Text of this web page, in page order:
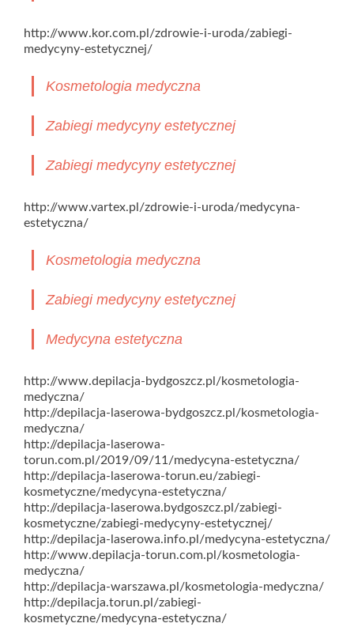
http://www.kor.com.pl/zdrowie-i-uroda/zabiegi-
medycyny-estetycznej/
Kosmetologia medyczna
Zabiegi medycyny estetycznej
Zabiegi medycyny estetycznej
http://www.vartex.pl/zdrowie-i-uroda/medycyna-
estetyczna/
Kosmetologia medyczna
Zabiegi medycyny estetycznej
Medycyna estetyczna
http://www.depilacja-bydgoszcz.pl/kosmetologia-
medyczna/
http://depilacja-laserowa-bydgoszcz.pl/kosmetologia-
medyczna/
http://depilacja-laserowa-
torun.com.pl/2019/09/11/medycyna-estetyczna/
http://depilacja-laserowa-torun.eu/zabiegi-
kosmetyczne/medycyna-estetyczna/
http://depilacja-laserowa.bydgoszcz.pl/zabiegi-
kosmetyczne/zabiegi-medycyny-estetycznej/
http://depilacja-laserowa.info.pl/medycyna-estetyczna/
http://www.depilacja-torun.com.pl/kosmetologia-
medyczna/
http://depilacja-warszawa.pl/kosmetologia-medyczna/
http://depilacja.torun.pl/zabiegi-
kosmetyczne/medycyna-estetyczna/